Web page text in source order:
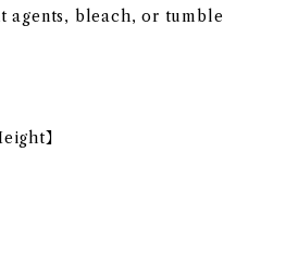
agents, bleach, or tumble
】